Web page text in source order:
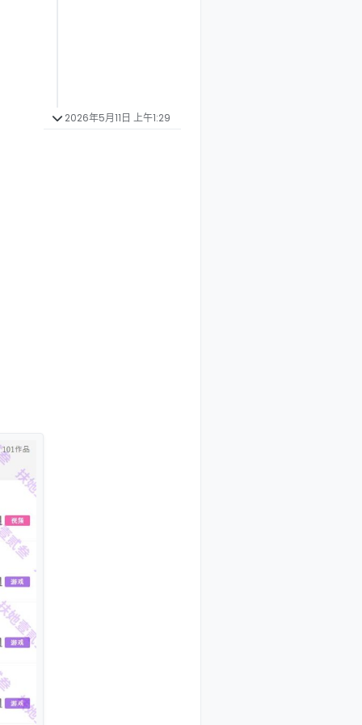
2026年5月11日 上午1:29